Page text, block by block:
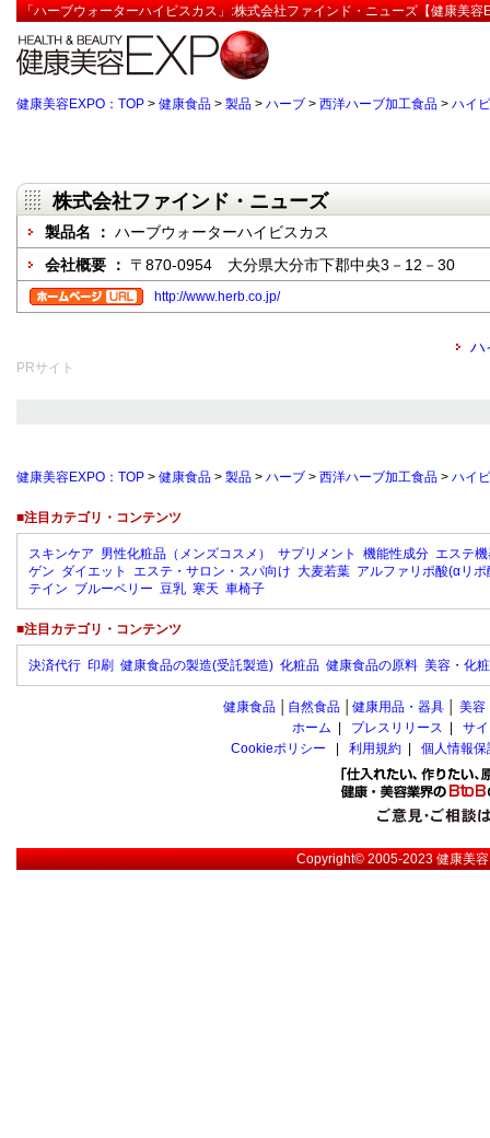
「ハーブウォーターハイビスカス」:株式会社ファインド・ニューズ【健康美容
健康美容EXPO：TOP > 健康食品 > 製品 > ハーブ > 西洋ハーブ加工食品 > ハイ
株式会社ファインド・ニューズ
製品名 ： ハーブウォーターハイビスカス
会社概要 ： 〒870-0954 大分県大分市下郡中央3－12－30
http://www.herb.co.jp/
ハ
PRサイト
健康美容EXPO：TOP > 健康食品 > 製品 > ハーブ > 西洋ハーブ加工食品 > ハイ
■注目カテゴリ・コンテンツ
スキンケア 男性化粧品（メンズコスメ） サプリメント 機能性成分 エステ
ゲン ダイエット エステ・サロン・スパ向け 大麦若葉 アルファリポ酸(αリポ
テイン ブルーベリー 豆乳 寒天 車椅子
■注目カテゴリ・コンテンツ
決済代行 印刷 健康食品の製造(受託製造) 化粧品 健康食品の原料 美容・化
健康食品 自然食品 健康用品・器具 美容
ホーム
プレスリリース
サ
Cookieポリシー
利用規約 個人情報
Copyright© 2005-2023健康美